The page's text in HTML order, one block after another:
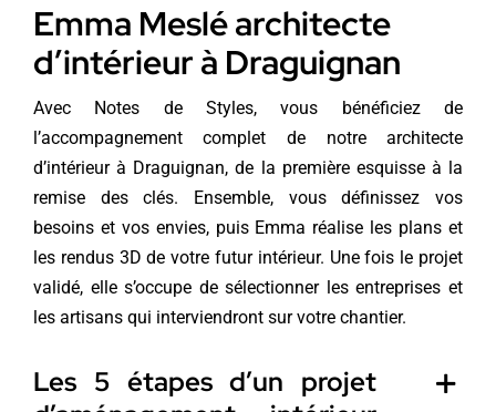
Emma Meslé architecte
d’intérieur à Draguignan
Avec Notes de Styles, vous bénéficiez de
l’accompagnement complet de notre architecte
d’intérieur à Draguignan, de la première esquisse à la
remise des clés. Ensemble, vous définissez vos
besoins et vos envies, puis Emma réalise les plans et
les rendus 3D de votre futur intérieur. Une fois le projet
validé, elle s’occupe de sélectionner les entreprises et
les artisans qui interviendront sur votre chantier.
Les 5 étapes d’un projet